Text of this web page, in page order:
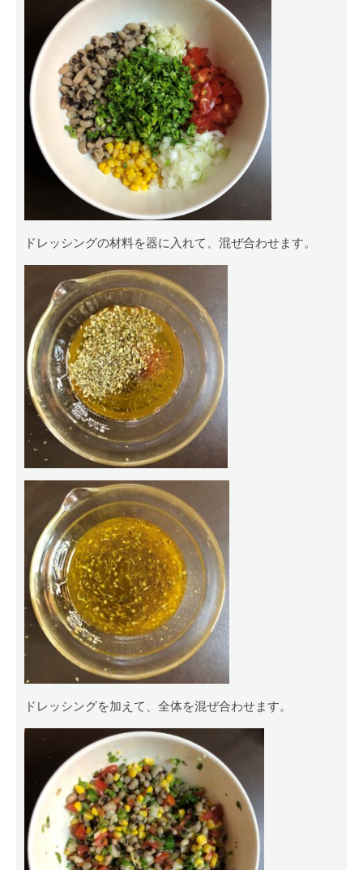
ドレッシングの材料を器に入れて、混ぜ合わせます。
ドレッシングを加えて、全体を混ぜ合わせます。